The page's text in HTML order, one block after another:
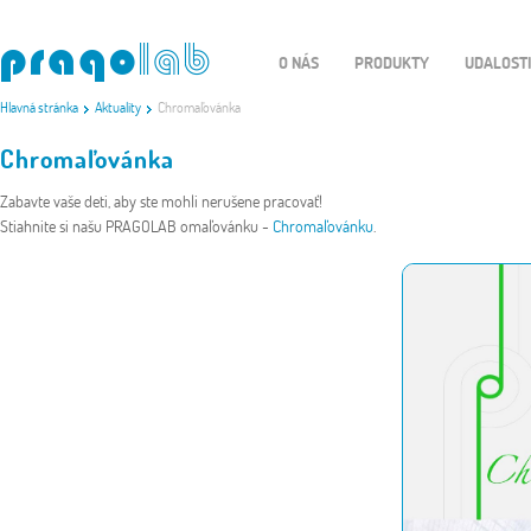
Hlavná stránka Aktuality Chromaľovánka
O NÁS PRODUKTY UDALOSTI
Chromaľovánka
Zabavte vaše deti, aby ste mohli nerušene pracovať!
Stiahnite si našu PRAGOLAB omaľovánku - Chromaľovánku